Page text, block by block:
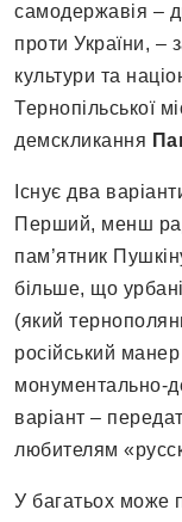
самодержавія –
проти України, –
культури та
Тернопільської
демскликання
Існує два
Перший, менш
пам’ятник
більше, що
(який
російський
монументально-
варіант –
любителям
У багатьох може